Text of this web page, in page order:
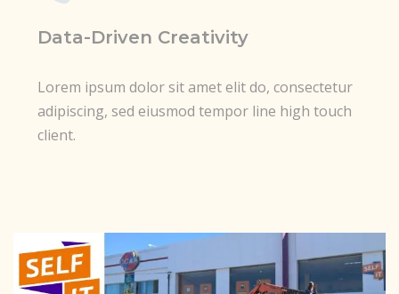
Data-Driven Creativity
Lorem ipsum dolor sit amet elit do, consectetur
adipiscing, sed eiusmod tempor line high touch
client.